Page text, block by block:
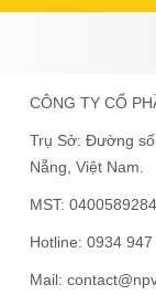
CÔNG TY CỔ
Trụ Sở: Đường số
Nẵng, Việt Nam.
MST: 0400589284
Hotline: 0934 947
Mail: